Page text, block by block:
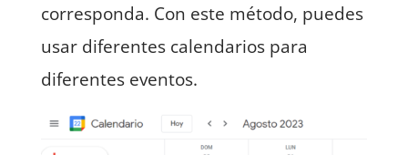
corresponda. Con este método, puedes
usar diferentes calendarios para
diferentes eventos.